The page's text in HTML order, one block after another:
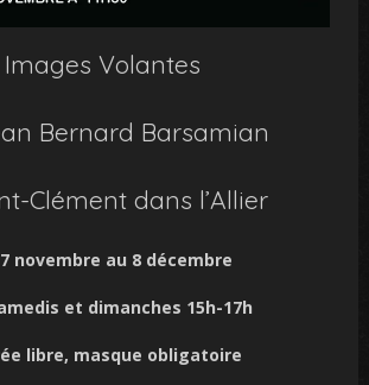
Images Volantes
Bernard Barsamian
Clément dans l’Allier
novembre au 8 décembre
et dimanches 15h-17h
libre, masque obligatoire